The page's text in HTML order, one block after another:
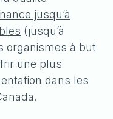
jusqu’à
(jusqu’à
organismes à but
une plus
dans les